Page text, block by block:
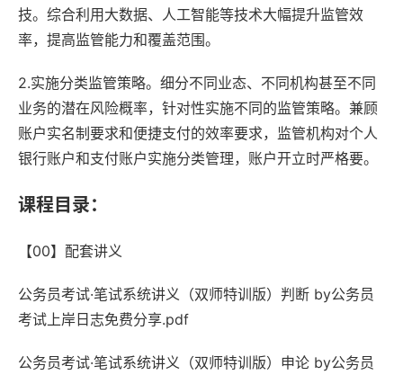
技。综合利用大数据、人工智能等技术大幅提升监管效
率，提高监管能力和覆盖范围。
2.实施分类监管策略。细分不同业态、不同机构甚至不同
业务的潜在风险概率，针对性实施不同的监管策略。兼顾
账户实名制要求和便捷支付的效率要求，监管机构对个人
银行账户和支付账户实施分类管理，账户开立时严格要。
课程目录：
【00】配套讲义
公务员考试·笔试系统讲义（双师特训版）判断 by公务员
考试上岸日志免费分享.pdf
公务员考试·笔试系统讲义（双师特训版）申论 by公务员